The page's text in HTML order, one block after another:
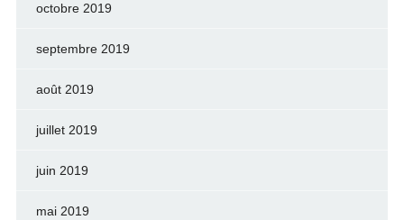
octobre 2019
septembre 2019
août 2019
juillet 2019
juin 2019
mai 2019